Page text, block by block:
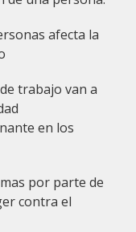
afecta la
trabajo van a
en los
por parte de
contra el